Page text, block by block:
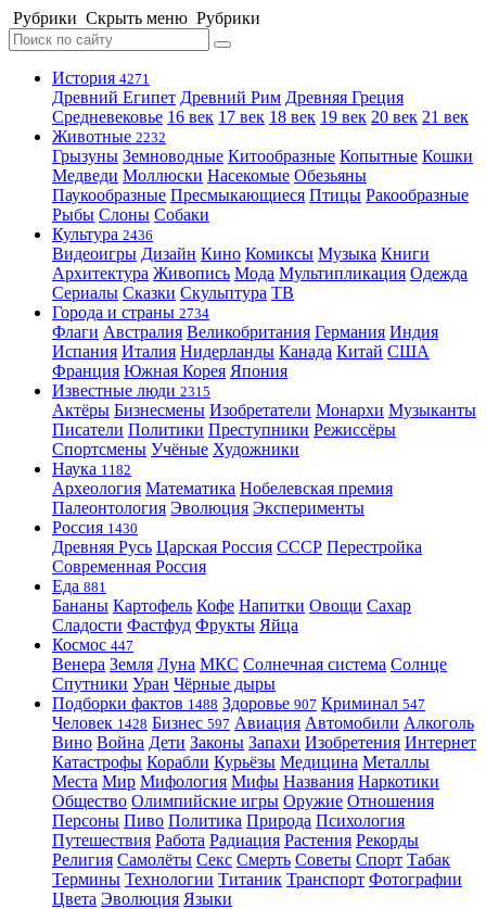
Рубрики Скрыть меню Рубрики
История 4271
Древний Египет Древний Рим Древняя Греция
Средневековье 16 век 17 век 18 век 19 век 20 век 21 век
Животные 2232
Грызуны Земноводные Китообразные Копытные Кошки
Медведи Моллюски Насекомые Обезьяны
Паукообразные Пресмыкающиеся Птицы Ракообразные
Рыбы Слоны Собаки
Культура 2436
Видеоигры Дизайн Кино Комиксы Музыка Книги
Архитектура Живопись Мода Мультипликация Одежда
Сериалы Сказки Скульптура ТВ
Города и страны 2734
Флаги Австралия Великобритания Германия Индия
Испания Италия Нидерланды Канада Китай США
Франция Южная Корея Япония
Известные люди 2315
Актёры Бизнесмены Изобретатели Монархи Музыканты
Писатели Политики Преступники Режиссёры
Спортсмены Учёные Художники
Наука 1182
Археология Математика Нобелевская премия
Палеонтология Эволюция Эксперименты
Россия 1430
Древняя Русь Царская Россия СССР Перестройка
Современная Россия
Еда 881
Бананы Картофель Кофе Напитки Овощи Сахар
Сладости Фастфуд Фрукты Яйца
Космос 447
Венера Земля Луна МКС Солнечная система Солнце
Спутники Уран Чёрные дыры
Подборки фактов 1488 Здоровье 907 Криминал 547
Человек 1428 Бизнес 597 Авиация Автомобили Алкоголь
Вино Война Дети Законы Запахи Изобретения Интернет
Катастрофы Корабли Курьёзы Медицина Металлы
Места Мир Мифология Мифы Названия Наркотики
Общество Олимпийские игры Оружие Отношения
Персоны Пиво Политика Природа Психология
Путешествия Работа Радиация Растения Рекорды
Религия Самолёты Секс Смерть Советы Спорт Табак
Термины Технологии Титаник Транспорт Фотографии
Цвета Эволюция Языки